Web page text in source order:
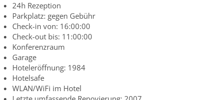
24h Rezeption
Parkplatz: gegen Gebühr
Check-in von: 16:00:00
Check-out bis: 11:00:00
Konferenzraum
Garage
Hoteleröffnung: 1984
Hotelsafe
WLAN/WiFi im Hotel